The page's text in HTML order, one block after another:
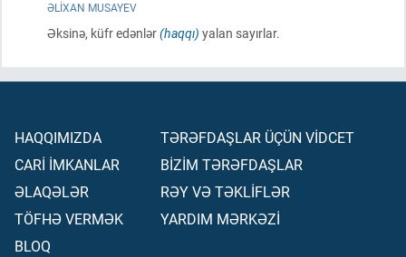
ƏLIXAN MUSAYEV
Əksinə, küfr edənlər(haqqı) yalan sayırlar.
HAQQIMIZDA
CARİ İMKANLAR
ƏLAQƏLƏR
TÖFHƏ VERMƏK
BLOQ
TƏRƏFDAŞLAR ÜÇÜN VİDCET
BİZİM TƏRƏFDAŞLAR
RƏY VƏ TƏKLİFLƏR
YARDIM MƏRKƏZİ